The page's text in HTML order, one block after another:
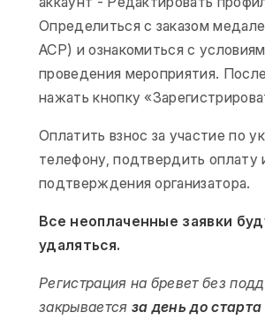
Определиться с заказом
АСР) и ознакомиться с
проведения мероприятия.
нажать кнопку
Оплатить взнос за участие по
телефону, подтвердить оплату
подтверждения организатора.
Все неоплаченные заявки
удаляться.
Регистрация на бревет без
закрывается за день до старта